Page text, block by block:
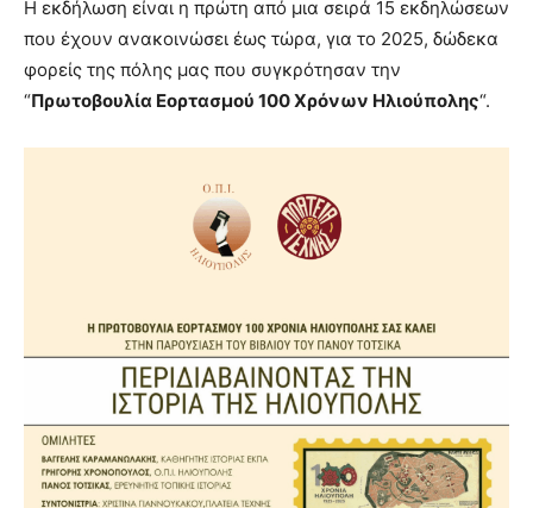
Η εκδήλωση είναι η πρώτη από μια σειρά 15 εκδηλώσεων
που έχουν ανακοινώσει έως τώρα, για το 2025, δώδεκα
φορείς της πόλης μας που συγκρότησαν την
“Πρωτοβουλία Εορτασμού 100 Χρόνων Ηλιούπολης“.